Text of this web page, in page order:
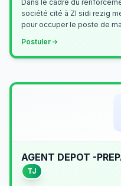
Dans le cadre du
société cité à ZI sidi rezig
pour occuper le poste de
Postuler
AGENT DEPOT -
TJ